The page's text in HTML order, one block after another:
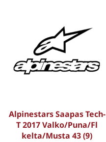
Alpinestars Saapas Tech-
T 2017 Valko/Puna/Fl
kelta/Musta 43 (9)